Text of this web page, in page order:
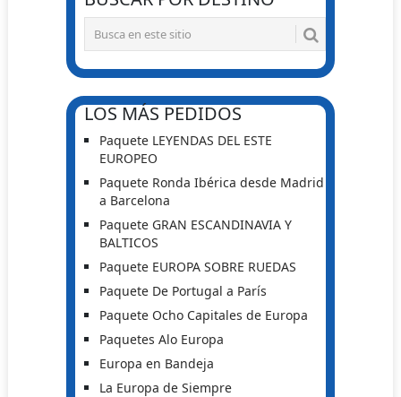
LOS MÁS PEDIDOS
Paquete LEYENDAS DEL ESTE
EUROPEO
Paquete Ronda Ibérica desde Madrid
a Barcelona
Paquete GRAN ESCANDINAVIA Y
BALTICOS
Paquete EUROPA SOBRE RUEDAS
Paquete De Portugal a París
Paquete Ocho Capitales de Europa
Paquetes Alo Europa
Europa en Bandeja
La Europa de Siempre